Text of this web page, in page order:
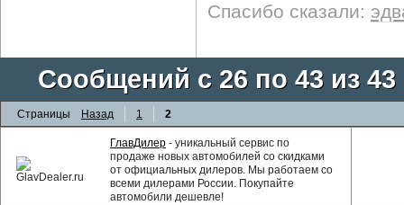
Спасибо сказали:
Сообщений с 26 по 43 из 43
Страницы Назад 1 2
ГлавДилер - уникальный сервис по
продаже новых автомобилей со скидками
от официальных дилеров. Мы работаем со
всеми дилерами России. Покупайте
автомобили дешевле!